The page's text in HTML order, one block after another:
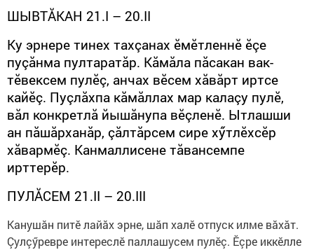
ШЫВТĂКАН 21.I – 20.II
Ку эрнере тинех тахçанах ӗмӗтленнӗ ӗçе
пуçăнма пултаратăр. Кăмăла пăсакан вак-
тӗвексем пулӗç, анчах вӗсем хăвăрт иртсе
кайӗç. Пуçлăхпа кăмăллах мар калаçу пулӗ,
вăл конкретлă йышăнупа вӗçленӗ. Ытлашши
ан пăшăрханăр, çăлтăрсем сире хӳтлӗхсӗр
хăвармӗç. Канмаллисене тăвансемпе
ирттерӗр.
ПУЛĂСЕМ 21.II – 20.III
Канушăн питӗ лайăх эрне, шăп халӗ отпуск илме вăхăт.
Çулçӳревре интереслӗ паллашусем пулӗç. Ӗçре иккӗлле